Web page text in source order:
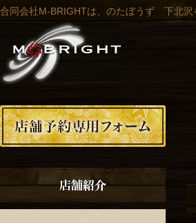
合同会社M-BRIGHTは、のたぼうず 下北沢